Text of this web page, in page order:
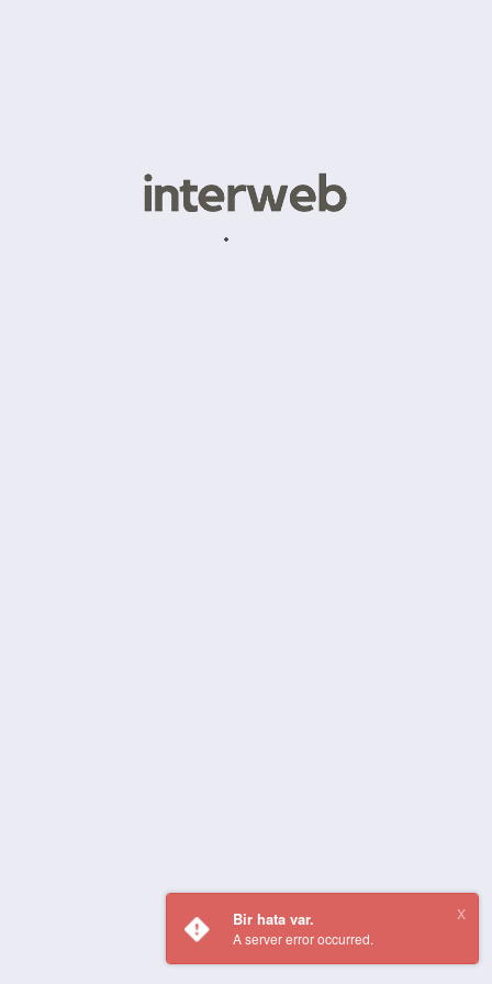
Bir hata var.
A server error occurred.